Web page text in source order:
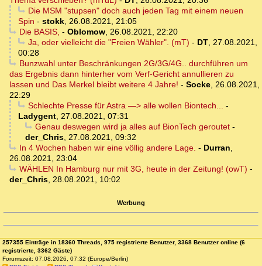
Die MSM "stupsen" doch auch jeden Tag mit einem neuen
Spin - stokk, 26.08.2021, 21:05
Die BASIS, - Oblomow, 26.08.2021, 22:20
Ja, oder vielleicht die "Freien Wähler". (mT) - DT, 27.08.2021,
00:28
Bunzwahl unter Beschränkungen 2G/3G/4G.. durchführen um
das Ergebnis dann hinterher vom Verf-Gericht annullieren zu
lassen und Das Merkel bleibt weitere 4 Jahre! - Socke, 26.08.2021,
22:29
Schlechte Presse für Astra —> alle wollen Biontech... -
Ladygent, 27.08.2021, 07:31
Genau deswegen wird ja alles auf BionTech geroutet-
der_Chris, 27.08.2021, 09:32
In 4 Wochen haben wir eine völlig andere Lage. - Durran,
26.08.2021, 23:04
WÄHLEN In Hamburg nur mit 3G, heute in der Zeitung! (owT) -
der_Chris, 28.08.2021, 10:02
Werbung
257355 Einträge in 18360 Threads, 975 registrierte Benutzer, 3368 Benutzer online (6
registrierte, 3362 Gäste)
Forumszeit: 07.08.2026, 07:32 (Europe/Berlin)